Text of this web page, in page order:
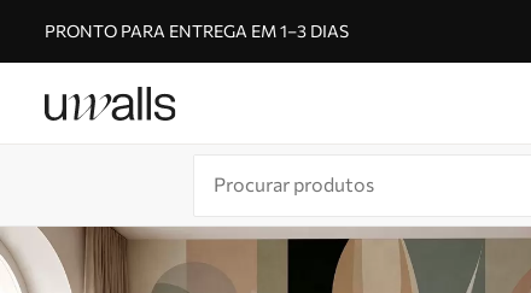
PRONTO PARA ENTREGA EM 1–3 DIAS